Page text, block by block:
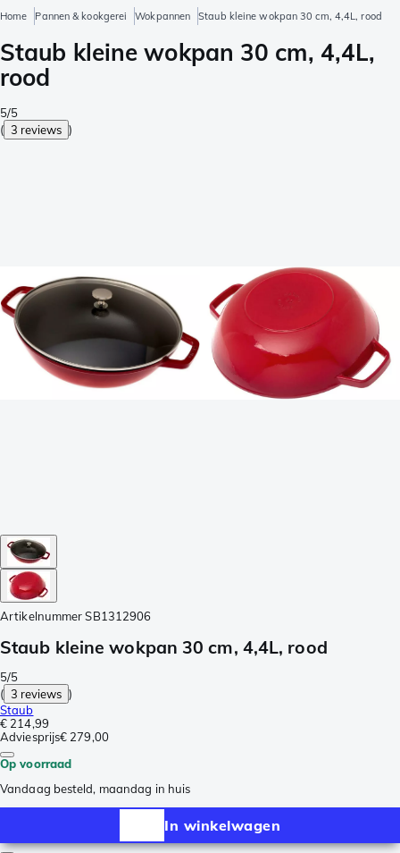
Home Pannen & kookgerei Wokpannen Staub kleine wokpan 30 cm, 4,4L, rood
Staub kleine wokpan 30 cm, 4,4L,
rood
5/5
( 3 reviews )
Artikelnummer SB1312906
Staub kleine wokpan 30 cm, 4,4L, rood
5/5
( 3 reviews )
Staub
€ 214,99
Adviesprijs€ 279,00
Op voorraad
Vandaag besteld, maandag in huis
In winkelwagen